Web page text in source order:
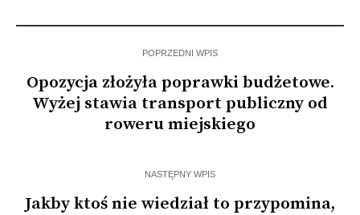
POPRZEDNI WPIS
Opozycja złożyła poprawki budżetowe.
Wyżej stawia transport publiczny od
roweru miejskiego
NASTĘPNY WPIS
Jakby ktoś nie wiedział to przypomina,